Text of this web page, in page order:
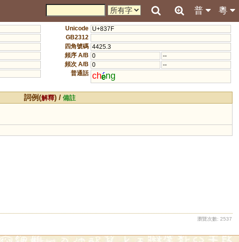
粵
普
Unicode U+837F
GB2312
四角號碼 4425.3
頻序 A/B 0
--
頻次 A/B 0
--
普通話 ch ng
詞例(解釋) /備註
瀏覽次數: 2537